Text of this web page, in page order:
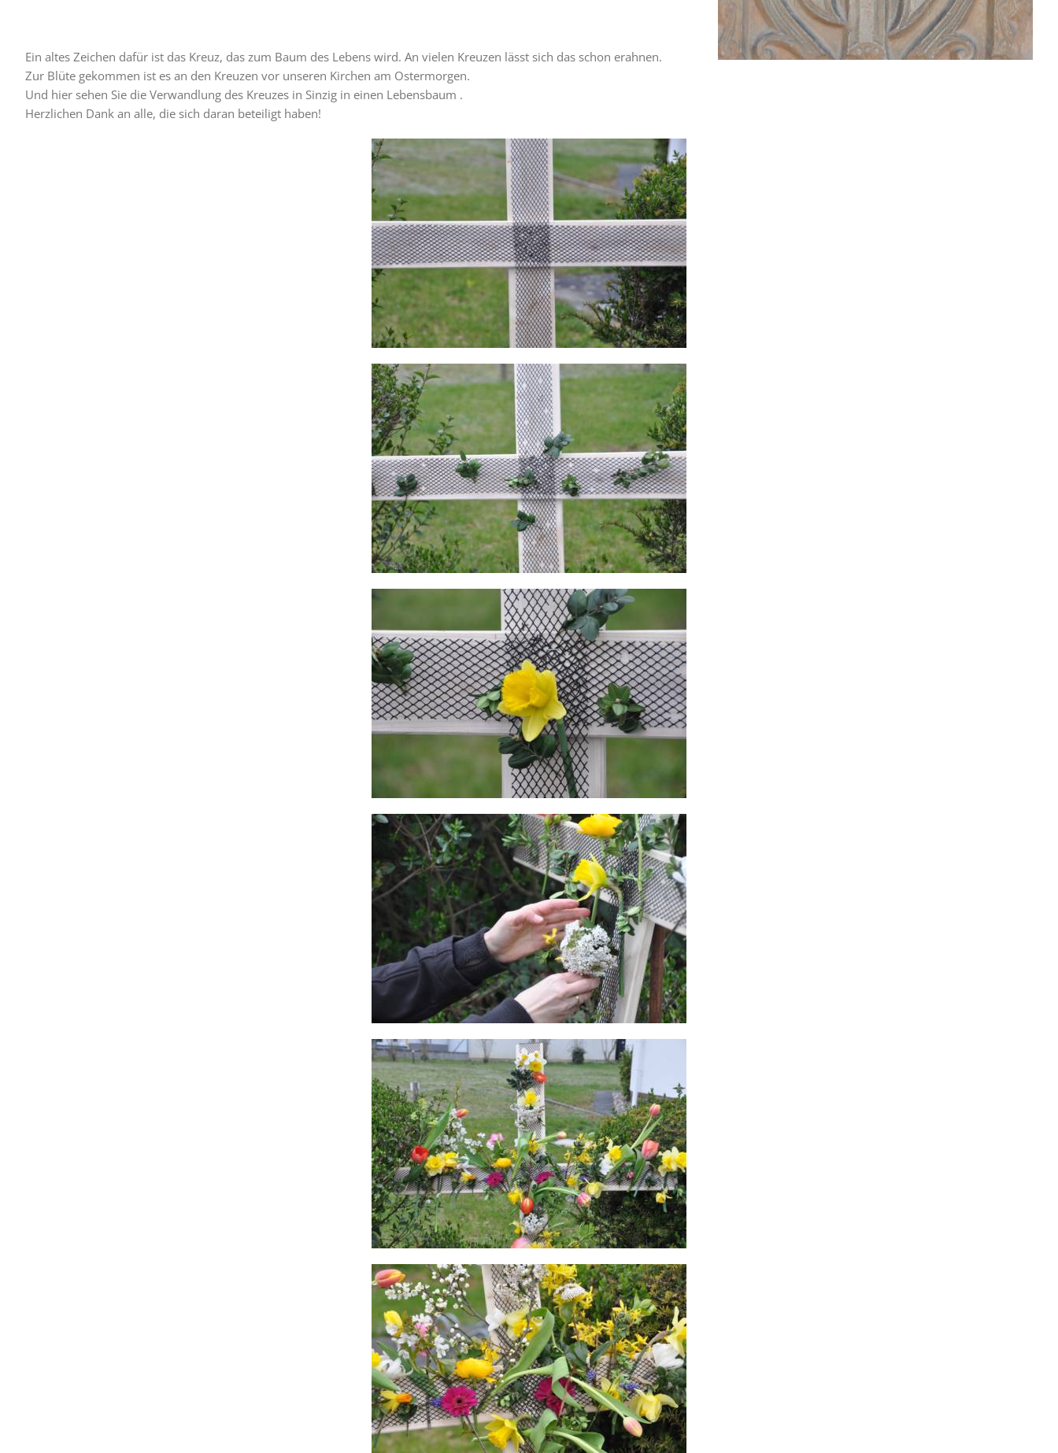
Ein altes Zeichen dafür ist das Kreuz, das zum Baum des Lebens wird. An vielen Kreuzen lässt sich das schon erahnen.
Zur Blüte gekommen ist es an den Kreuzen vor unseren Kirchen am Ostermorgen.
Und hier sehen Sie die Verwandlung des Kreuzes in Sinzig in einen Lebensbaum .
Herzlichen Dank an alle, die sich daran beteiligt haben!